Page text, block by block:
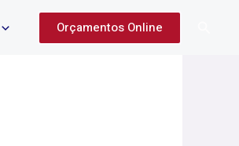
Orçamentos Online